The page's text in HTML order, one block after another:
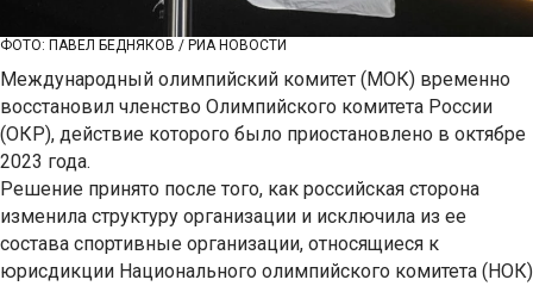
ФОТО: ПАВЕЛ БЕДНЯКОВ / РИА НОВОСТИ
Международный олимпийский комитет (МОК) временно
восстановил членство Олимпийского комитета России
(ОКР), действие которого было приостановлено в октябре
2023 года.
Решение принято после того, как российская сторона
изменила структуру организации и исключила из ее
состава спортивные организации, относящиеся к
юрисдикции Национального олимпийского комитета (НОК)